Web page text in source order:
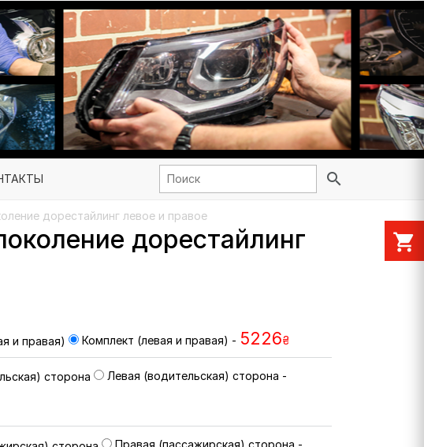
дорестайлинг левое и правое
дорестайлинг
Комплект (левая и правая) - 5226₴
Левая (водительская) сторона -
search
shopping_cart